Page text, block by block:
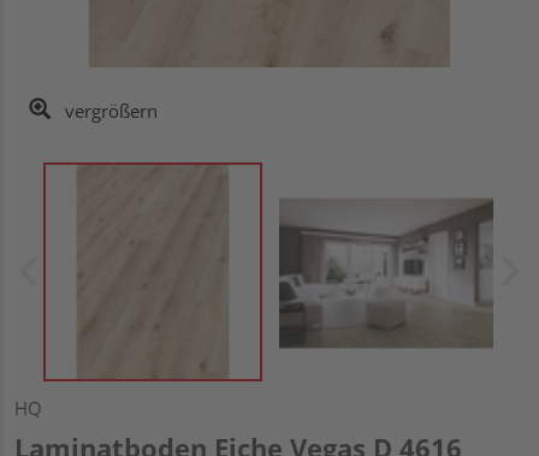
vergrößern
HQ
Laminatboden Eiche Vegas D 4616